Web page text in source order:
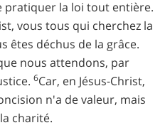
pratiquer la loi tout entière.
vous tous qui cherchez la
êtes déchus de la grâce.
nous attendons, par
6Car, en Jésus-Christ,
n'a de valeur, mais
charité.